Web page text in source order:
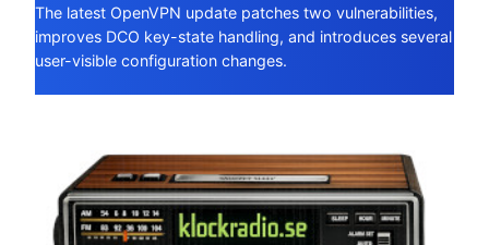
The latest OpenVPN update patches two vulnerabilities,
improves DCO key-state handling, and introduces several
user-visible configuration changes.